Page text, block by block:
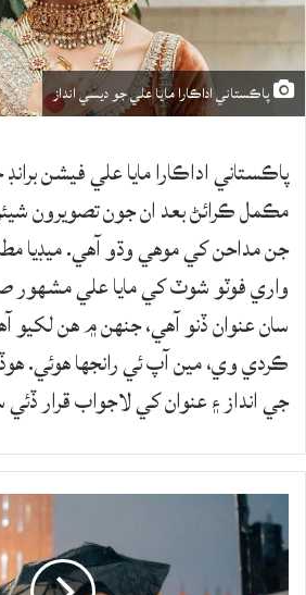
پاڪستاني اداڪارا مايا علي جو ديسي انداز
پاڪستاني اداڪارا مايا علي فيشن
مڪمل ڪرائڻ بعد ان جون تصويرون
جن مداحن کي موهي وڌو آهي. ميڊيا
واري فوٽو شوٽ کي مايا علي
سان عنوان ڏنو آهي، جنهن ۾ هن لکيو
ڪردي وي، مين آپ ئي رانجها هوئي.
جي انداز ۽ عنوان کي لاجواب قرار ڏئي